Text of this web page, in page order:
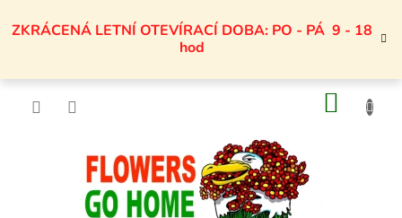
naZKRÁCENÁ LETNÍ OTEVÍRACÍ DOBA: PO - PÁ 9 - 18
hod